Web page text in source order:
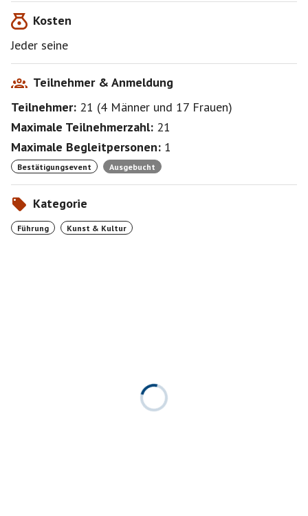
Kosten
Jeder seine
Teilnehmer & Anmeldung
Teilnehmer: 21 (4 Männer und 17 Frauen)
Maximale Teilnehmerzahl: 21
Maximale Begleitpersonen: 1
Bestätigungsevent Ausgebucht
Kategorie
Führung Kunst & Kultur